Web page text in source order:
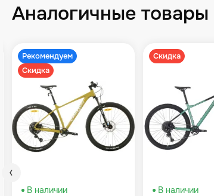
Аналогичные товары
Рекомендуем
Скидка
В наличии
Скидка
В наличии